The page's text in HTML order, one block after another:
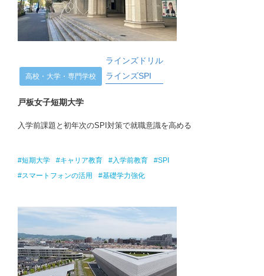
高校・大学・専門学校
ラインズドリル
ラインズSPI
戸板女子短期大学
入学前課題と初年次のSPI対策で就職意識を高める
#短期大学 #キャリア教育 #入学前教育
#SPI
#スマートフォンの活用
#基礎学力強化